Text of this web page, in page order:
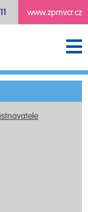
www.zpmvcr.cz